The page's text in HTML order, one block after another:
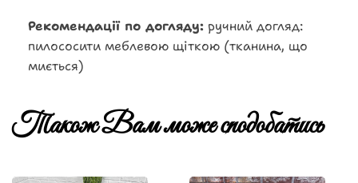
Рекомендації по догляду: ручний догляд:
пилососити меблевою щіткою (тканина, що
миється)
Також Вам може сподобатись